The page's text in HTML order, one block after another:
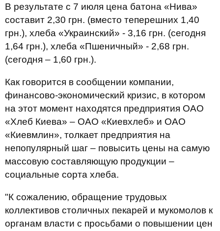
В результате с 7 июля цена батона «Нива»
составит 2,30 грн. (вместо теперешних 1,40
грн.), хлеба «Украинский» - 3,16 грн. (сегодня
1,64 грн.), хлеба «Пшеничный» - 2,68 грн.
(сегодня – 1,60 грн.).
Как говорится в сообщении компании,
финансово-экономический кризис, в котором
на этот момент находятся предприятия ОАО
«Хлеб Киева» – ОАО «Киевхлеб» и ОАО
«Киевмлин», толкает предприятия на
непопулярный шаг – повысить цены на самую
массовую составляющую продукции –
социальные сорта хлеба.
"К сожалению, обращение трудовых
коллективов столичных пекарей и мукомолов к
органам власти с просьбами о повышении цен